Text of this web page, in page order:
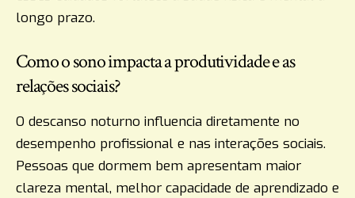
longo prazo.
Como o sono impacta a produtividade e as
relações sociais?
O descanso noturno influencia diretamente no
desempenho profissional e nas interações sociais.
Pessoas que dormem bem apresentam maior
clareza mental, melhor capacidade de aprendizado e